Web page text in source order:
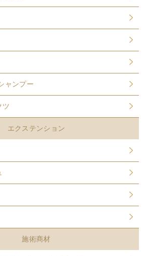
ャンプー
ツ
エクステンション
施術商材